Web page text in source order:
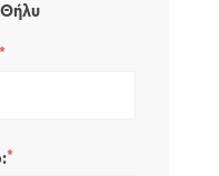
Θήλυ
*